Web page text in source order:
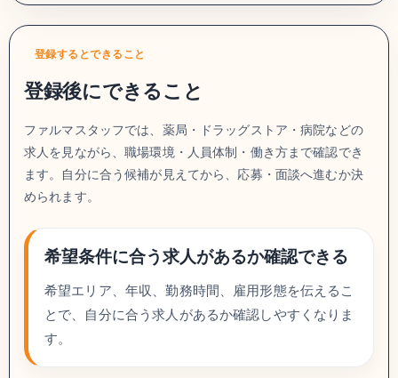
登録するとできること
登録後にできること
ファルマスタッフでは、薬局・ドラッグストア・病院などの
求人を見ながら、職場環境・人員体制・働き方まで確認でき
ます。自分に合う候補が見えてから、応募・面談へ進むか決
められます。
希望条件に合う求人があるか確認できる
希望エリア、年収、勤務時間、雇用形態を伝えるこ
とで、自分に合う求人があるか確認しやすくなりま
す。